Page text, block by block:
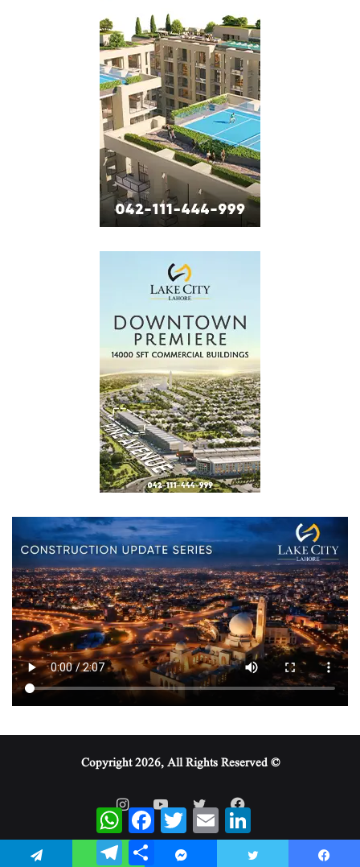
© Copyright 2026, All Rights Reserved
WhatsAppFacebookTwitterEmail
LinkedIn
TelegramShare